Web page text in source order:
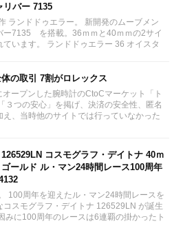
リバー 7135
ランドドゥエラー。 新開発のムーブメン
ー7135 を搭載。36ｍｍと40ｍｍの2サイ
ています。 ランドドゥエラー 36 オイスタ
体の取引 7割がロレックス
ープンした腕時計のCtoCマーケット「ト
３つの安心」を掲げ、決済の安全性、匿名
え、当時他のサイトでは行っていなかった
コスモグラフ・デイトナ 40ｍ
ールド ル・マン24時間レース100周年
100周年を迎えたル・マン24時間レースを
コスモグラフ・デイトナ 126529LN が誕生
みに100周年のレースは6連覇の掛かったト